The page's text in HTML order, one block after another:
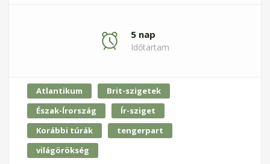
5 nap
Időtartam
Atlantikum
Brit-szigetek
Észak-Írország
Ír-sziget
Korábbi túrák
tengerpart
világörökség